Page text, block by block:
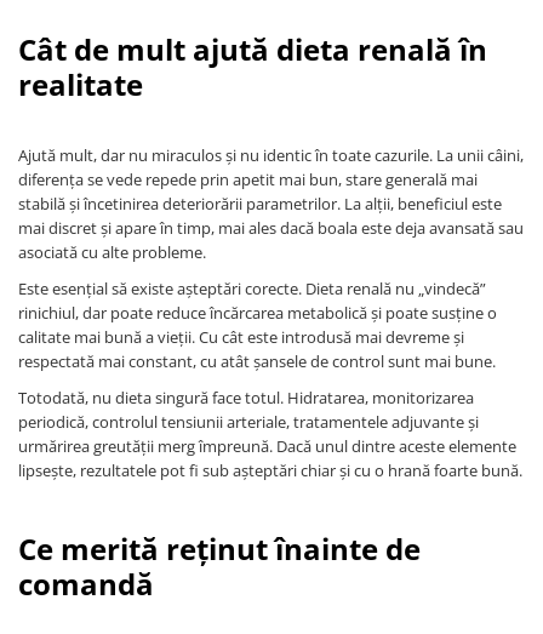
Cât de mult ajută dieta renală în
realitate
Ajută mult, dar nu miraculos și nu identic în toate cazurile. La unii câini,
diferența se vede repede prin apetit mai bun, stare generală mai
stabilă și încetinirea deteriorării parametrilor. La alții, beneficiul este
mai discret și apare în timp, mai ales dacă boala este deja avansată sau
asociată cu alte probleme.
Este esențial să existe așteptări corecte. Dieta renală nu „vindecă”
rinichiul, dar poate reduce încărcarea metabolică și poate susține o
calitate mai bună a vieții. Cu cât este introdusă mai devreme și
respectată mai constant, cu atât șansele de control sunt mai bune.
Totodată, nu dieta singură face totul. Hidratarea, monitorizarea
periodică, controlul tensiunii arteriale, tratamentele adjuvante și
urmărirea greutății merg împreună. Dacă unul dintre aceste elemente
lipsește, rezultatele pot fi sub așteptări chiar și cu o hrană foarte bună.
Ce merită reținut înainte de
comandă